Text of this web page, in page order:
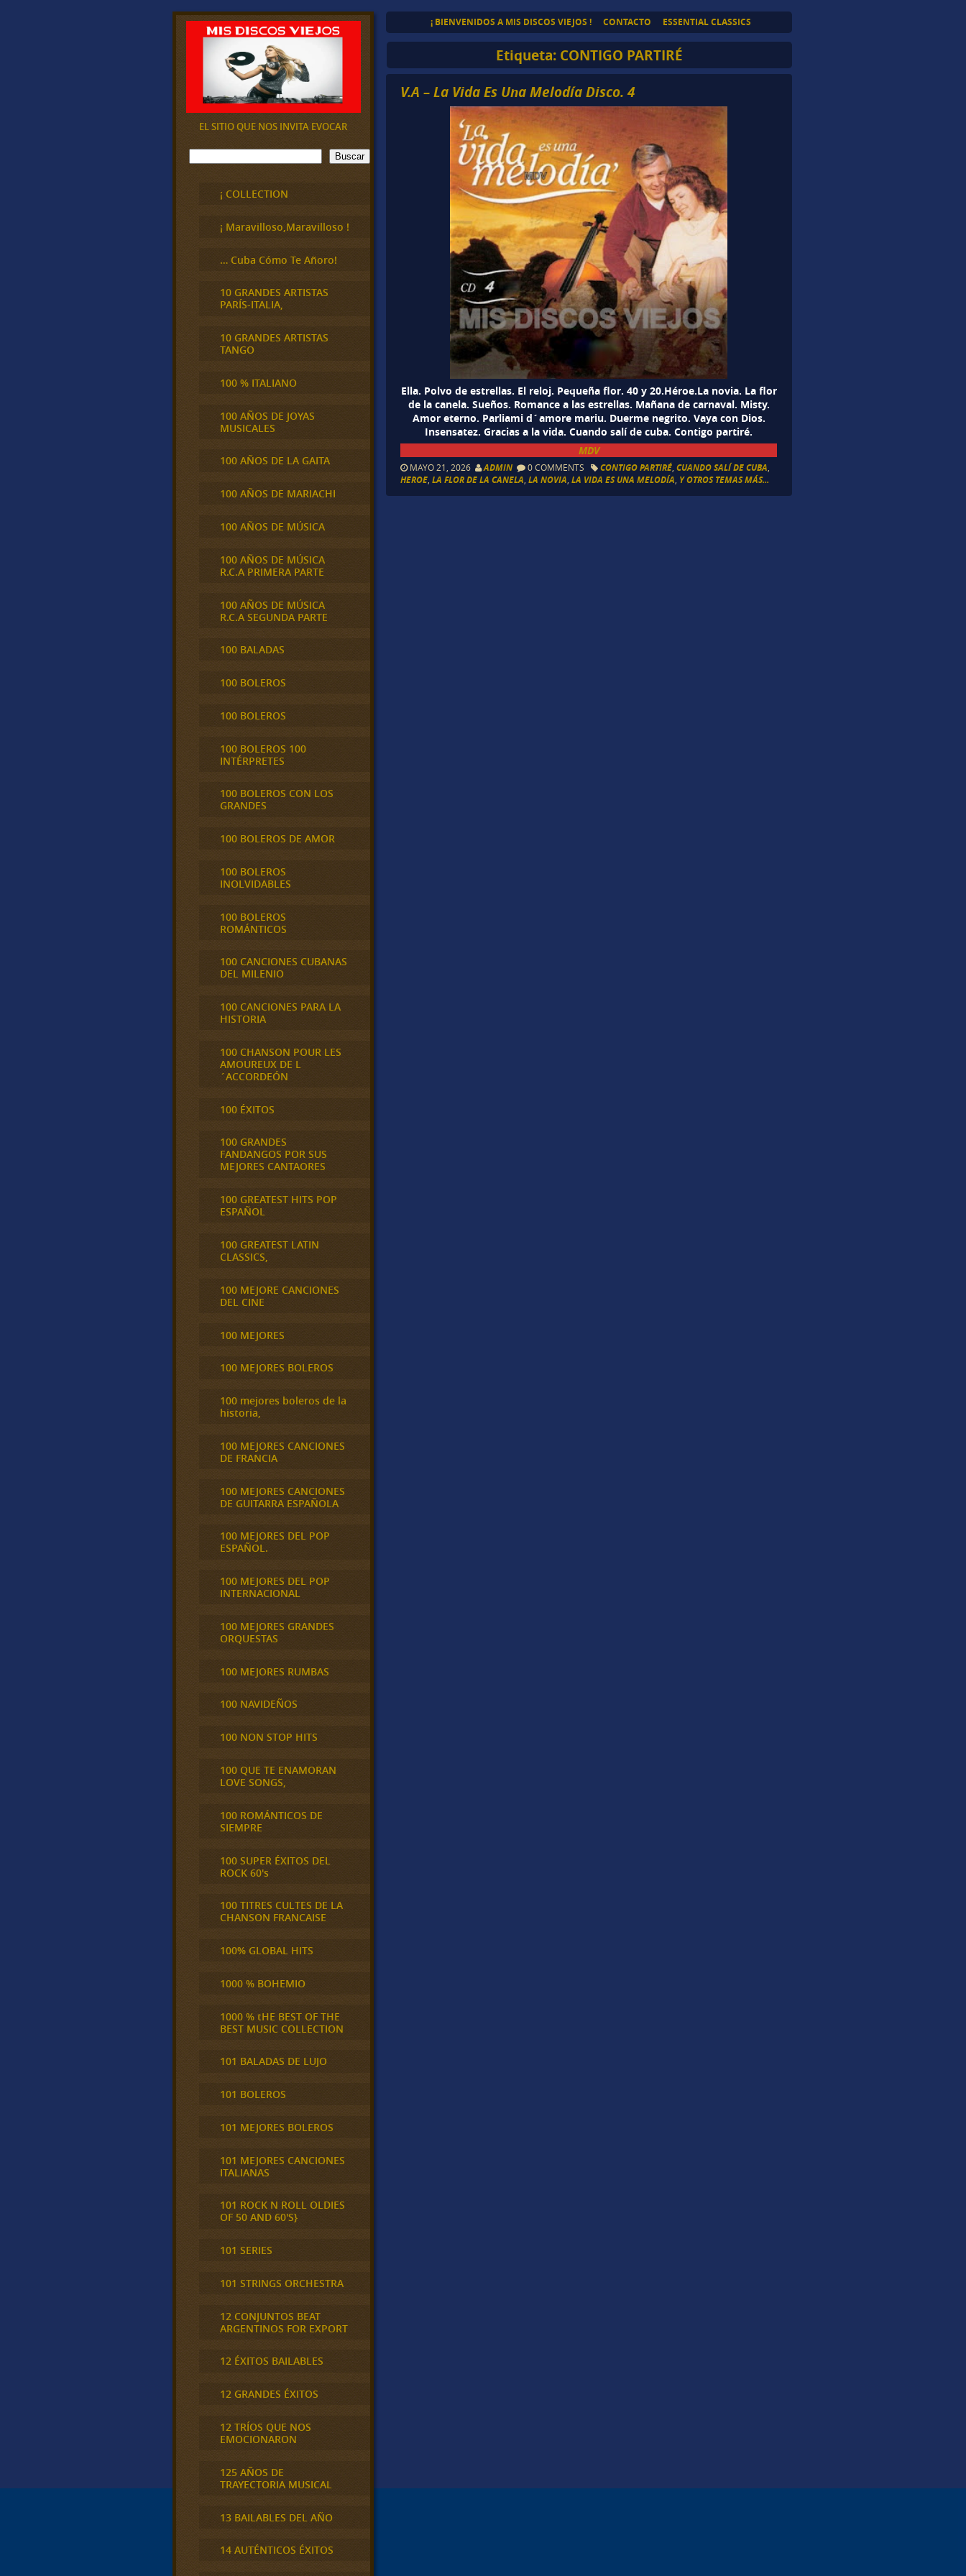
¡ BIENVENIDOS A MIS DISCOS VIEJOS ! CONTACTO ESSENTIAL CLASSICS
Etiqueta: CONTIGO PARTIRÉ
V.A – La Vida Es Una Melodía Disco. 4
Ella. Polvo de estrellas. El reloj. Pequeña flor. 40 y 20.Héroe.La novia. La flor
de la canela. Sueños. Romance a las estrellas. Mañana de carnaval. Misty.
Amor eterno. Parliami d´amore mariu. Duerme negrito. Vaya con Dios.
Insensatez. Gracias a la vida. Cuando salí de cuba. Contigo partiré.
MDV
MAYO 21, 2026 ADMIN 0 COMMENTS CONTIGO PARTIRÉ,CUANDO SALÍ DE CUBA,
HEROE,LA FLOR DE LA CANELA,LA NOVIA,LA VIDA ES UNA MELODÍA, Y OTROS TEMAS MÁS...
EL SITIO QUE NOS INVITA EVOCAR
B
u
Buscar
¡ COLLECTION
¡ Maravilloso,Maravilloso !
… Cuba Cómo Te Añoro!
10 GRANDES ARTISTAS
PARÍS-ITALIA,
10 GRANDES ARTISTAS
TANGO
100 % ITALIANO
100 AÑOS DE JOYAS
MUSICALES
100 AÑOS DE LA GAITA
100 AÑOS DE MARIACHI
100 AÑOS DE MÚSICA
100 AÑOS DE MÚSICA
R.C.A PRIMERA PARTE
100 AÑOS DE MÚSICA
R.C.A SEGUNDA PARTE
100 BALADAS
100 BOLEROS
100 BOLEROS
100 BOLEROS 100
INTÉRPRETES
100 BOLEROS CON LOS
GRANDES
100 BOLEROS DE AMOR
100 BOLEROS
INOLVIDABLES
100 BOLEROS
ROMÁNTICOS
100 CANCIONES CUBANAS
DEL MILENIO
100 CANCIONES PARA LA
HISTORIA
100 CHANSON POUR LES
AMOUREUX DE L
´ACCORDEÓN
100 ÉXITOS
100 GRANDES
FANDANGOS POR SUS
MEJORES CANTAORES
100 GREATEST HITS POP
ESPAÑOL
100 GREATEST LATIN
CLASSICS,
100 MEJORE CANCIONES
DEL CINE
100 MEJORES
100 MEJORES BOLEROS
100 mejores boleros de la
historia,
100 MEJORES CANCIONES
DE FRANCIA
100 MEJORES CANCIONES
DE GUITARRA ESPAÑOLA
100 MEJORES DEL POP
ESPAÑOL.
100 MEJORES DEL POP
INTERNACIONAL
100 MEJORES GRANDES
ORQUESTAS
100 MEJORES RUMBAS
100 NAVIDEÑOS
100 NON STOP HITS
100 QUE TE ENAMORAN
LOVE SONGS,
100 ROMÁNTICOS DE
SIEMPRE
100 SUPER ÉXITOS DEL
ROCK 60's
100 TITRES CULTES DE LA
CHANSON FRANCAISE
100% GLOBAL HITS
1000 % BOHEMIO
1000 % tHE BEST OF THE
BEST MUSIC COLLECTION
101 BALADAS DE LUJO
101 BOLEROS
101 MEJORES BOLEROS
101 MEJORES CANCIONES
ITALIANAS
101 ROCK N ROLL OLDIES
OF 50 AND 60'S}
101 SERIES
101 STRINGS ORCHESTRA
12 CONJUNTOS BEAT
ARGENTINOS FOR EXPORT
12 ÉXITOS BAILABLES
12 GRANDES ÉXITOS
12 TRÍOS QUE NOS
EMOCIONARON
125 AÑOS DE
TRAYECTORIA MUSICAL
13 BAILABLES DEL AÑO
14 AUTÉNTICOS ÉXITOS